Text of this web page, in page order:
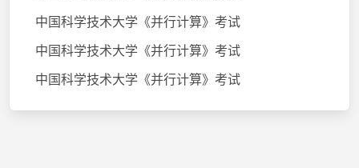
中国科学技术大学《并行计算》考试
中国科学技术大学《并行计算》考试
中国科学技术大学《并行计算》考试